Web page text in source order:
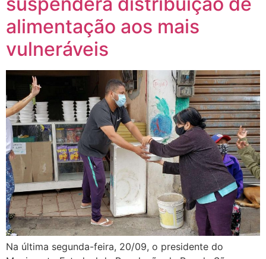
alimentação aos mais
vulneráveis
Na última segunda-feira, 20/09, o presidente do